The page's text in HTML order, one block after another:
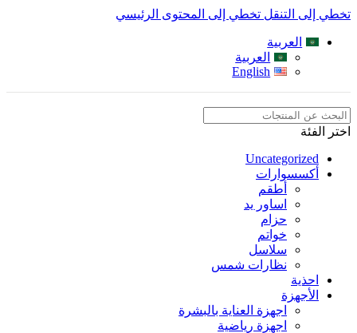
تخطي إلى التنقل تخطي إلى المحتوى الرئيسي
العربية
العربية
English
اختر الفئة
Uncategorized
أكسسوارات
أطقم
اساور يد
حزام
خواتم
سلاسل
نظارات شمس
احذية
الأجهزة
اجهزة العناية بالبشرة
اجهزة رياضية